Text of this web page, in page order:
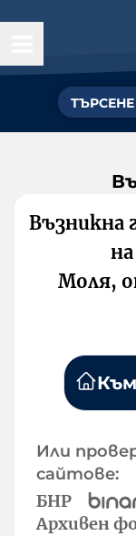
Възникна
Моля,
Или
сайтове:
БНР
Архивен